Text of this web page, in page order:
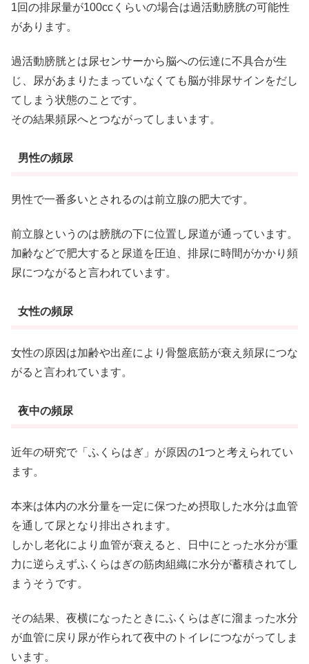
1回の排尿量が100ccくらいの場合は過活動膀胱の可能性
があります。
過活動膀胱とは尿センサーから脳への伝達に不具合が生
じ、尿があまりたまっていなくても脳が排尿サインをだし
てしまう状態のことです。
その結果頻尿へとつながってしまいます。
男性の頻尿
男性で一番多いとされるのは前立腺の肥大です。
前立腺というのは膀胱の下に位置し尿道が通っています。
加齢などで肥大すると尿道を圧迫、排尿に時間がかかり頻
尿につながると言われています。
女性の頻尿
女性の原因は加齢や出産により骨盤底筋が衰え頻尿につな
がると言われています。
夜中の頻尿
近年の研究で「ふくらはぎ」が原因の1つと考えられてい
ます。
本来は体内の水分量を一定に保つため摂取した水分は血管
を通して尿となり排出されます。
しかし老化により血管が衰えると、日中にとった水分が重
力に逆らえずふくらはぎの筋肉組織に水分が蓄積されてし
まうそうです。
その結果、夜横になったときにふくらはぎに溜まった水分
が血管に戻り尿が作られて夜中のトイレにつながってしま
います。